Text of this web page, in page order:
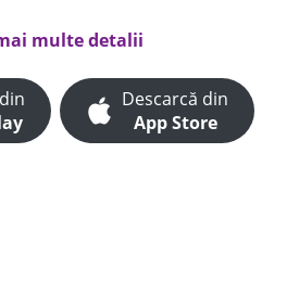
multe detalii
Descarcă din
App Store